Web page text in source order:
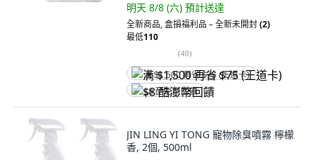
明天 8/8 (六) 預計送達
全新商品,盒損福利品 – 全新未開封(2)
最低110
(40)
满 $1,500 再省 $75 (王道卡)
$8 酷澎幣回饋
JIN LING YI TONG 寵物除臭噴霧 檸檬
香, 2個, 500ml